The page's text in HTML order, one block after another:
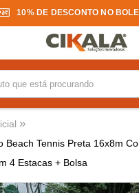
10% DE DESCONTO NO
»
Beach Tennis Preta 16x8m
4 Estacas + Bolsa